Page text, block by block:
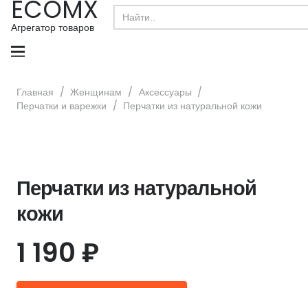
ECOMX
Агрегатор товаров
Search
for:
Главная / Женщинам / Аксессуары /
Перчатки и варежки / Перчатки из натуральной кожи
Перчатки из натуральной
кожи
1 190 ₽